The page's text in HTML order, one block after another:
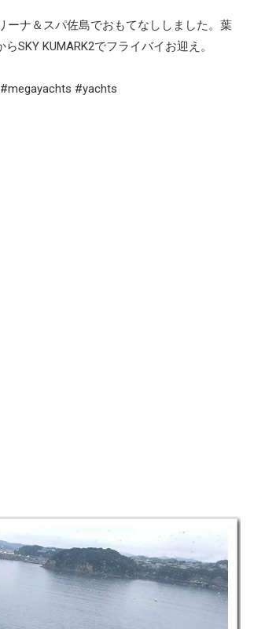
ーナ＆スパ佐島でおもてなししました。葉
SKY KUMARK2でフライバイお迎え。
#yachts